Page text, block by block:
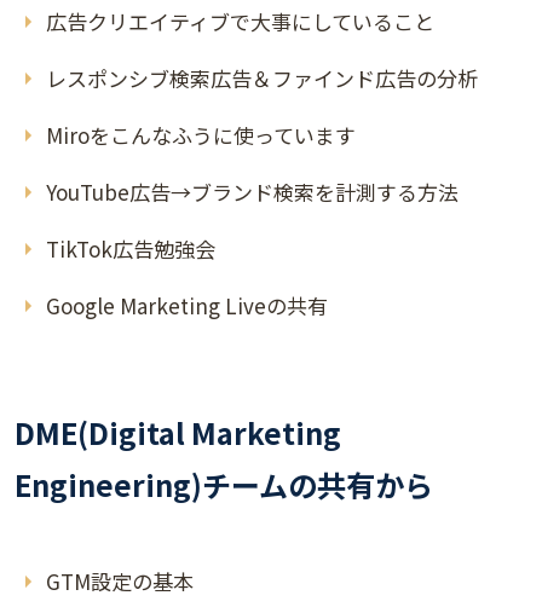
広告クリエイティブで大事にしていること
レスポンシブ検索広告＆ファインド広告の分析
Miroをこんなふうに使っています
YouTube広告→ブランド検索を計測する方法
TikTok広告勉強会
Google Marketing Liveの共有
DME(Digital Marketing
Engineering)チームの共有から
GTM設定の基本